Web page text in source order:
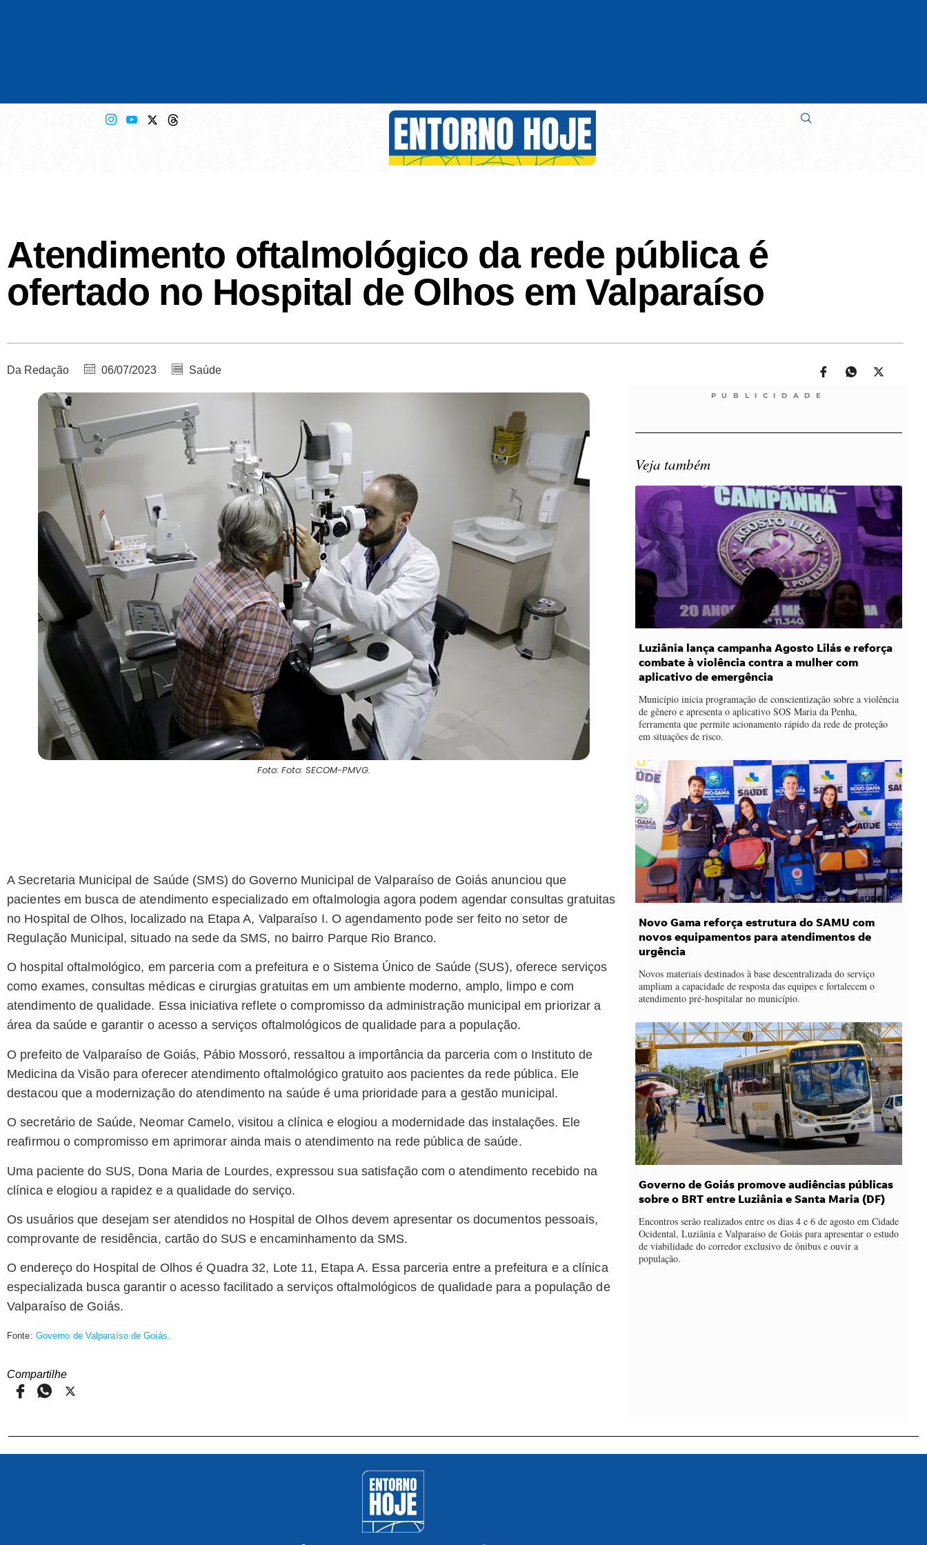
Atendimento oftalmológico da rede pública é
ofertado no Hospital de Olhos em Valparaíso
Da Redação 06/07/2023 Saúde
Foto: Foto: SECOM-PMVG.
A Secretaria Municipal de Saúde (SMS) do Governo Municipal de Valparaíso de Goiás anunciou que
pacientes em busca de atendimento especializado em oftalmologia agora podem agendar consultas gratuitas
no Hospital de Olhos, localizado na Etapa A, Valparaíso I. O agendamento pode ser feito no setor de
Regulação Municipal, situado na sede da SMS, no bairro Parque Rio Branco.
O hospital oftalmológico, em parceria com a prefeitura e o Sistema Único de Saúde (SUS), oferece serviços
como exames, consultas médicas e cirurgias gratuitas em um ambiente moderno, amplo, limpo e com
atendimento de qualidade. Essa iniciativa reflete o compromisso da administração municipal em priorizar a
área da saúde e garantir o acesso a serviços oftalmológicos de qualidade para a população.
O prefeito de Valparaíso de Goiás, Pábio Mossoró, ressaltou a importância da parceria com o Instituto de
Medicina da Visão para oferecer atendimento oftalmológico gratuito aos pacientes da rede pública. Ele
destacou que a modernização do atendimento na saúde é uma prioridade para a gestão municipal.
O secretário de Saúde, Neomar Camelo, visitou a clínica e elogiou a modernidade das instalações. Ele
reafirmou o compromisso em aprimorar ainda mais o atendimento na rede pública de saúde.
Uma paciente do SUS, Dona Maria de Lourdes, expressou sua satisfação com o atendimento recebido na
clínica e elogiou a rapidez e a qualidade do serviço.
Os usuários que desejam ser atendidos no Hospital de Olhos devem apresentar os documentos pessoais,
comprovante de residência, cartão do SUS e encaminhamento da SMS.
O endereço do Hospital de Olhos é Quadra 32, Lote 11, Etapa A. Essa parceria entre a prefeitura e a clínica
especializada busca garantir o acesso facilitado a serviços oftalmológicos de qualidade para a população de
Valparaíso de Goiás.
Fonte: Governo de Valparaíso de Goiás.
Compartilhe
PUBLICIDADE
Veja também
Luziânia lança campanha Agosto Lilás e reforça
combate à violência contra a mulher com
aplicativo de emergência
Município inicia programação de conscientização sobre a violência
de gênero e apresenta o aplicativo SOS Maria da Penha,
ferramenta que permite acionamento rápido da rede de proteção
em situações de risco.
Novo Gama reforça estrutura do SAMU com
novos equipamentos para atendimentos de
urgência
Novos materiais destinados à base descentralizada do serviço
ampliam a capacidade de resposta das equipes e fortalecem o
atendimento pré-hospitalar no município.
Governo de Goiás promove audiências públicas
sobre o BRT entre Luziânia e Santa Maria (DF)
Encontros serão realizados entre os dias 4 e 6 de agosto em Cidade
Ocidental, Luziânia e Valparaíso de Goiás para apresentar o estudo
de viabilidade do corredor exclusivo de ônibus e ouvir a
população.